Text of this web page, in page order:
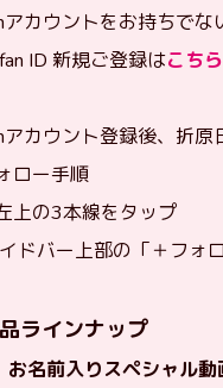
カウントをお持ちでな
ID 新規ご登録はこちら
カウント登録後、折原
ロー手順
上の3本線をタップ
ドバー上部の「＋フォ
ラインナップ
名前入りスペシャル動